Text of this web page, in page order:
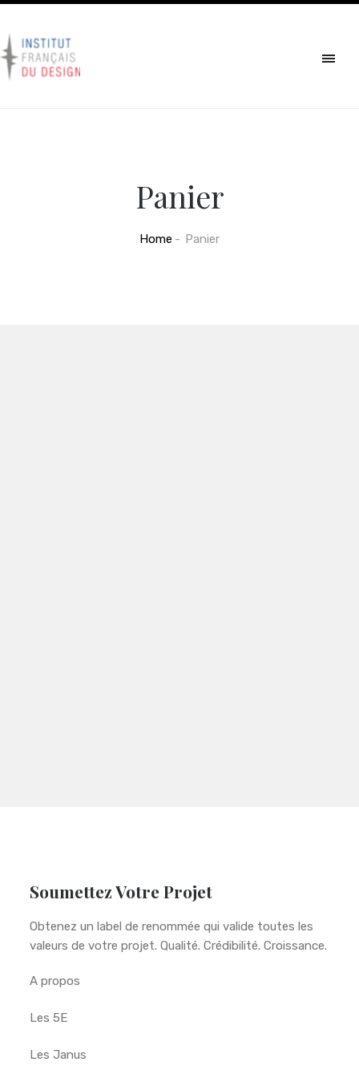
Panier
Home Panier
Soumettez Votre Projet
Obtenez un label de renommée qui valide toutes les
valeurs de votre projet. Qualité. Crédibilité. Croissance.
A propos
Les 5E
Les Janus